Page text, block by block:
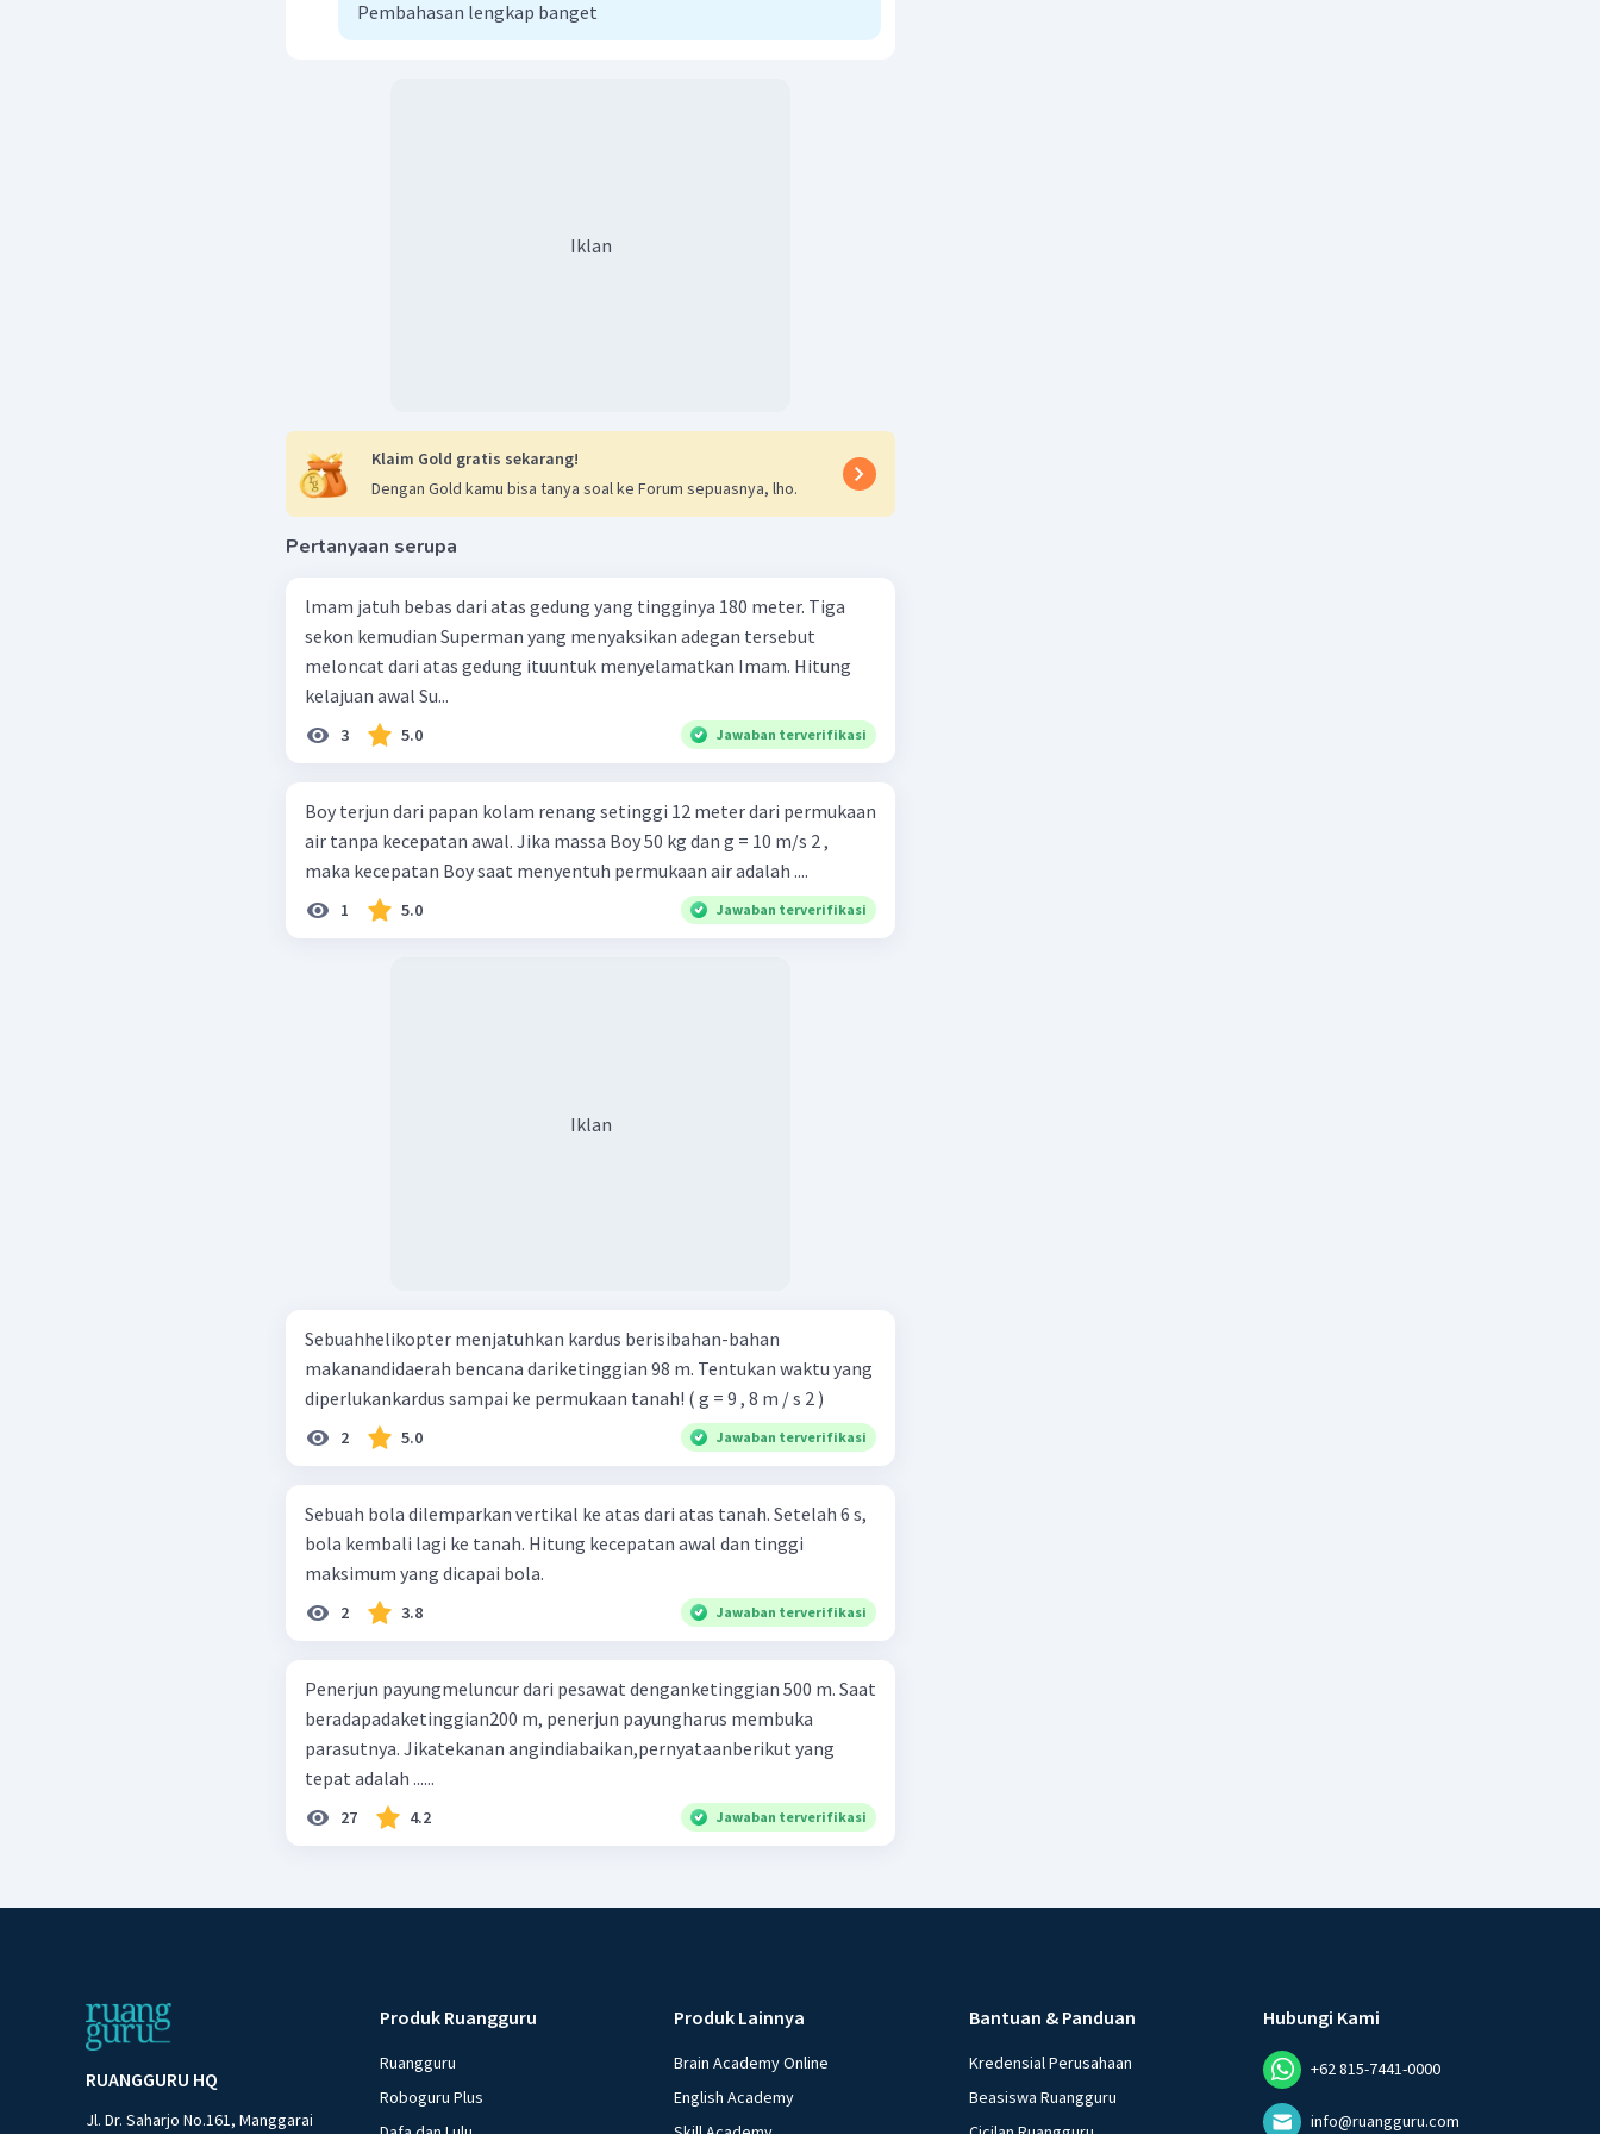
Pembahasan lengkap banget
Iklan
Klaim Gold gratis sekarang!
Dengan Gold kamu bisa tanya soal ke Forum sepuasnya, lho.
Pertanyaan serupa
lmam jatuh bebas dari atas gedung yang tingginya 180 meter. Tiga
sekon kemudian Superman yang menyaksikan adegan tersebut
meloncat dari atas gedung ituuntuk menyelamatkan Imam. Hitung
kelajuan awal Su...
3 5.0 Jawaban terverifikasi
Boy terjun dari papan kolam renang setinggi 12 meter dari permukaan
air tanpa kecepatan awal. Jika massa Boy 50 kg dan g = 10 m/s 2 ,
maka kecepatan Boy saat menyentuh permukaan air adalah ....
1 5.0 Jawaban terverifikasi
Iklan
Sebuahhelikopter menjatuhkan kardus berisibahan-bahan
makanandidaerah bencana dariketinggian 98 m. Tentukan waktu yang
diperlukankardus sampai ke permukaan tanah! ( g = 9 , 8 m / s 2 )
2 5.0 Jawaban terverifikasi
Sebuah bola dilemparkan vertikal ke atas dari atas tanah. Setelah 6 s,
bola kembali lagi ke tanah. Hitung kecepatan awal dan tinggi
maksimum yang dicapai bola.
2 3.8 Jawaban terverifikasi
Penerjun payungmeluncur dari pesawat denganketinggian 500 m. Saat
beradapadaketinggian200 m, penerjun payungharus membuka
parasutnya. Jikatekanan angindiabaikan,pernyataanberikut yang
tepat adalah ......
27 4.2 Jawaban terverifikasi
RUANGGURU HQ
Jl. Dr. Saharjo No.161, Manggarai
Produk Ruangguru
Ruangguru
Roboguru Plus
Produk Lainnya
Brain Academy Online
English Academy
Bantuan & Panduan
Kredensial Perusahaan
Beasiswa Ruangguru
Hubungi Kami
+62 815-7441-0000
info@ruangguru.com